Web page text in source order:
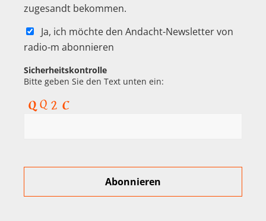
zugesandt bekommen.
Ja, ich möchte den Andacht-Newsletter von
radio-m abonnieren
Sicherheitskontrolle
Bitte geben Sie den Text unten ein: